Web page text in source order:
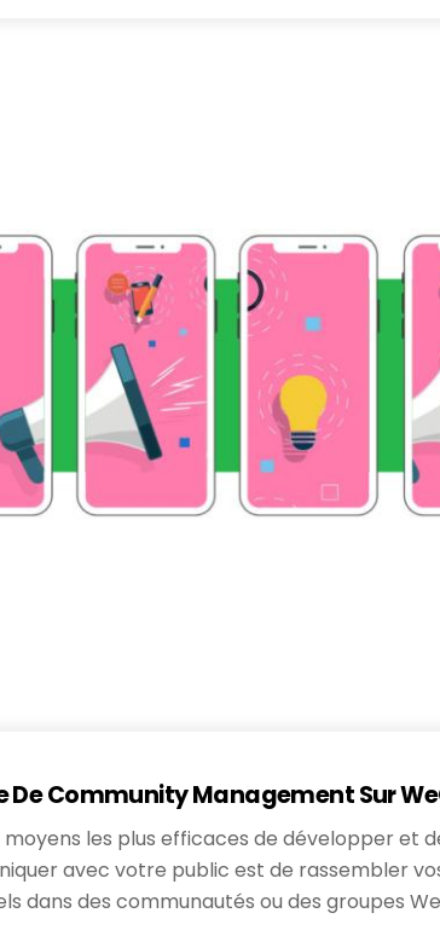
De Community Management Sur
moyens les plus efficaces de développer et
avec votre public est de rassembler
dans des communautés ou des groupes